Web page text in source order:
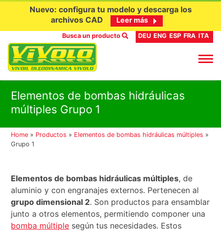
contenido
Nuevo: configura tu modelo y descarga los
archivos CAD
Leer más
Busca un producto DEU ENG ESP FRA ITA
Elementos de bombas hidráulicas
múltiples Grupo 1
Home » Productos » Elementos de bombas hidráulicas múltiples »
Grupo 1
Elementos de bombas hidráulicas múltiples, de
aluminio y con engranajes externos. Pertenecen al
grupo dimensional 2. Son productos para ensamblar
junto a otros elementos, permitiendo componer una
bomba múltiple según tus necesidades. Estos